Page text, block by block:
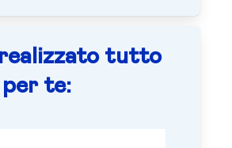
tutto
te: